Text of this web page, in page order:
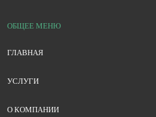
ОБЩЕЕ МЕНЮ
ГЛАВНАЯ
УСЛУГИ
О КОМПАНИИ